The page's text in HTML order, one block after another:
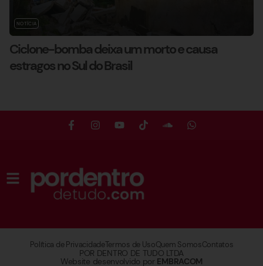
NOTÍCIA
Ciclone-bomba deixa um morto e causa
estragos no Sul do Brasil
Política de PrivacidadeTermos de UsoQuem SomosContatos
POR DENTRO DE TUDO LTDA
Website desenvolvido por EMBRACOM